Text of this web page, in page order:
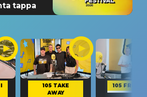
tappa
105 TAKE
AWAY
105